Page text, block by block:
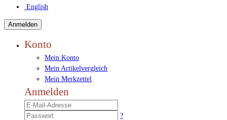
English
Anmelden
Konto
Mein Konto
Mein Artikelvergleich
Mein Merkzettel
Anmelden
?